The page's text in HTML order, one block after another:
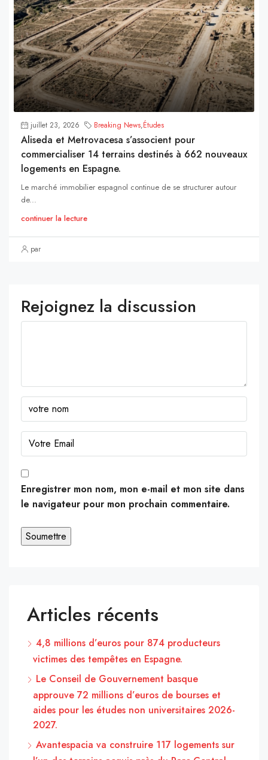
juillet 23, 2026 Breaking News,Études
Aliseda et Metrovacesa s’associent pour
commercialiser 14 terrains destinés à 662 nouveaux
logements en Espagne.
Le marché immobilier espagnol continue de se structurer autour
de...
continuer la lecture
par
Rejoignez la discussion
Enregistrer mon nom, mon e-mail et mon site dans
le navigateur pour mon prochain commentaire.
Articles récents
4,8 millions d’euros pour 874 producteurs
victimes des tempêtes en Espagne.
Le Conseil de Gouvernement basque
approuve 72 millions d’euros de bourses et
aides pour les études non universitaires 2026-
2027.
Avantespacia va construire 117 logements sur